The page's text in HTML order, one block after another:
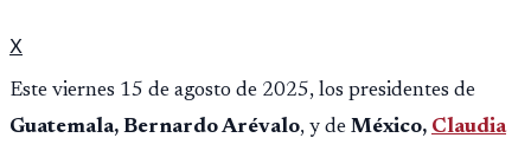
X
Este viernes 15 de agosto de 2025, los presidentes de
Guatemala, Bernardo Arévalo, y de México, Claudia